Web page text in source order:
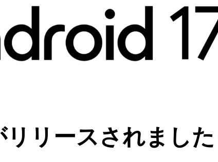
リースされました